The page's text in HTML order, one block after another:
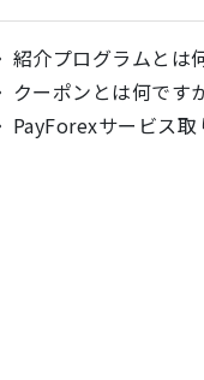
紹介プログラムとは
クーポンとは何です
PayForexサービス